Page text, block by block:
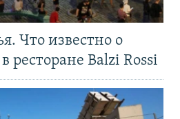
Что известно о
ресторане Balzi Rossi